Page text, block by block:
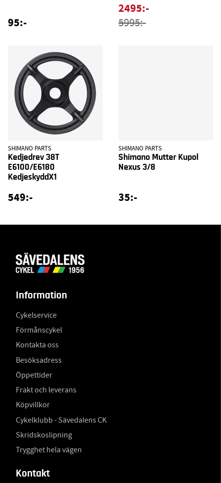
95:-
2495:-
5995:-
SHIMANO PARTS
Kedjedrev 38T
E6100/E6180
KedjeskyddX1
549:-
SHIMANO PARTS
Shimano Mutter Kupol
Nexus 3/8
35:-
Information
Cykelservice
Förmånscykel
Kontakta oss
Besöksadress
Öppettider
Frakt och leverans
Köpvillkor
Cykelklubb - Sävedalens CK
Skridskoslipning
Trygghet hela vägen
Kontakt